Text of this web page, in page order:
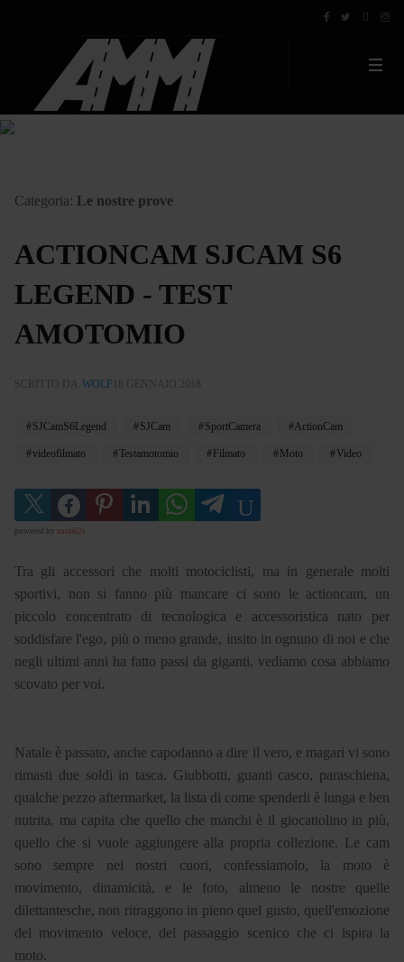
Categoria: Le nostre prove
ACTIONCAM SJCAM S6
LEGEND - TEST
AMOTOMIO
SCRITTO DA WOLF 18 GENNAIO 2018
SJCamS6Legend SJCam SportCamera ActionCam
videofilmato Testamotomio Filmato Moto Video
powered by social2s
Tra gli accessori che molti motociclisti, ma in generale molti
sportivi, non si fanno più mancare ci sono le actioncam, un
piccolo concentrato di tecnologica e accessoristica nato per
soddisfare l'ego, più o meno grande, insito in ognuno di noi e che
negli ultimi anni ha fatto passi da giganti, vediamo cosa abbiamo
scovato per voi.
Natale è passato, anche capodanno a dire il vero, e magari vi sono
rimasti due soldi in tasca. Giubbotti, guanti casco, paraschiena,
qualche pezzo aftermarket, la lista di come spenderli è lunga e ben
nutrita, ma capita che quello che manchi è il giocattolino in più,
quello che si vuole aggiungere alla propria collezione. Le cam
sono sempre nei nostri cuori, confessiamolo, la moto è
movimento, dinamicità, e le foto, almeno le nostre quelle
dilettantesche, non ritraggono in pieno quel gusto, quell'emozione
del movimento veloce, del passaggio scenico che ci ispira la
moto.